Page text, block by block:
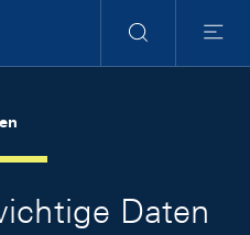
Suche
Menu
Daten